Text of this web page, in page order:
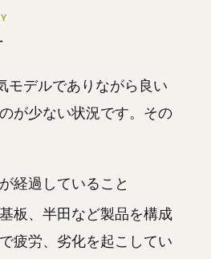
モデルでありながら良い
が少ない状況です。その
経過していること
板、半田など製品を構成
疲労、劣化を起こしてい